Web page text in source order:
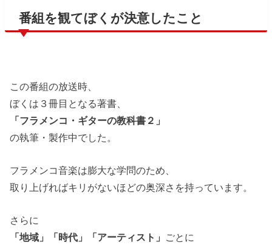
番組を観てぼくが決意したこと
この番組の放送時、
ぼくは３冊目となる著書、
「フラメンコ・ギターの教科書２」
の執筆・製作中でした。
フラメンコ音楽は膨大な学問のため、
取り上げればキリがないほどの奥深さを持っています。
さらに
「地域」「時代」「アーティスト」 ごとに